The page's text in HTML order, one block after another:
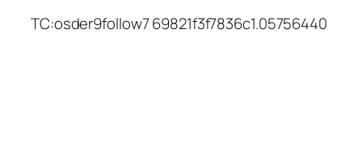
TC:osder9follow7 69821f3f7836c1.05756440